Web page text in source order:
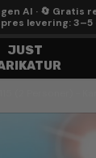
AI · 🔄 Gratis
levering: 3–5
JUST